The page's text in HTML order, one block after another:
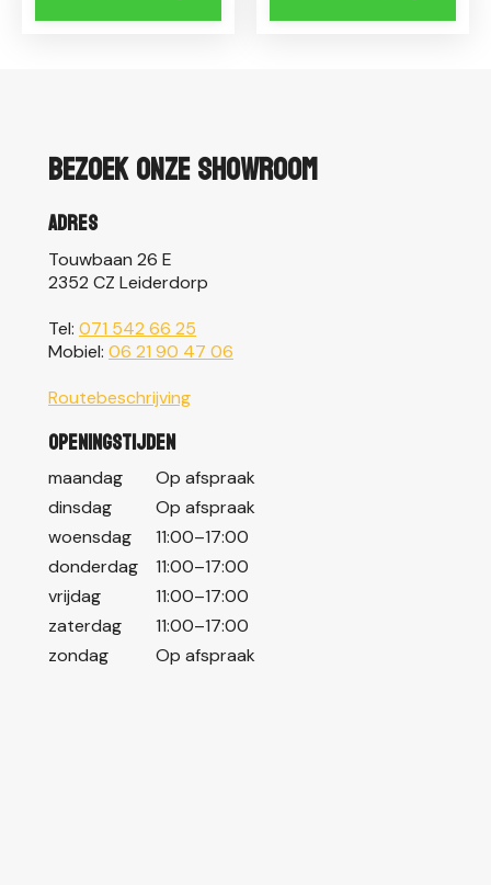
Bezoek onze showroom
Adres
Touwbaan 26 E
2352 CZ Leiderdorp
Tel: 071 542 66 25
Mobiel: 06 21 90 47 06
Routebeschrijving
Openingstijden
maandag
Op afspraak
dinsdag
Op afspraak
woensdag
11:00–17:00
donderdag
11:00–17:00
vrijdag
11:00–17:00
zaterdag
11:00–17:00
zondag
Op afspraak